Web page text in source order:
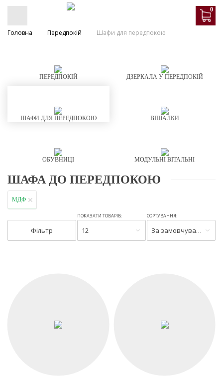
0
Головна Передпокій Шафи для передпокою
ПЕРЕДПОКІЙ ДЗЕРКАЛА У ПЕРЕДПОКІЙ
ШАФИ ДЛЯ ПЕРЕДПОКОЮ ВІШАЛКИ
ОБУВНИЦІ МОДУЛЬНІ ВІТАЛЬНІ
ШАФА ДО ПЕРЕДПОКОЮ
МДФ
Фільтр
ПОКАЗАТИ ТОВАРІВ:
12
СОРТУВАННЯ:
За замовчуванням